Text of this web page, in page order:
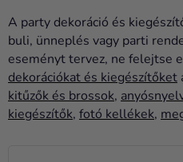
Party
Dekoráció
és
kiegészítők
A party dekoráció és
buli, ünneplés vagy parti
eseményt tervez, ne felejtse
dekorációkat és kiegészítőket
kitűzők és brossok,
kiegészítők, fotó kellékek,